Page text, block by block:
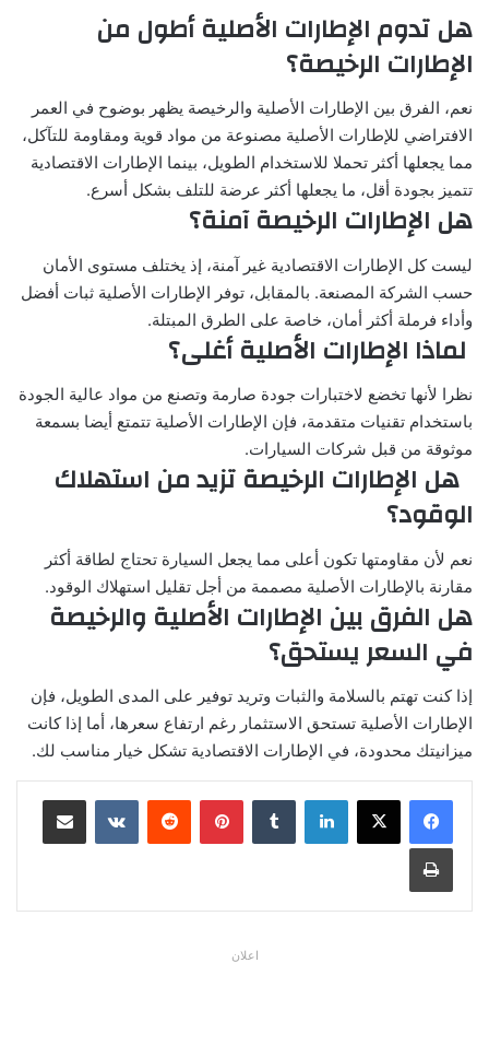
هل تدوم الإطارات الأصلية أطول من
الإطارات الرخيصة؟
نعم، الفرق بين الإطارات الأصلية والرخيصة يظهر بوضوح في العمر
الافتراضي للإطارات الأصلية مصنوعة من مواد قوية ومقاومة للتآكل،
مما يجعلها أكثر تحملا للاستخدام الطويل، بينما الإطارات الاقتصادية
تتميز بجودة أقل، ما يجعلها أكثر عرضة للتلف بشكل أسرع.
هل الإطارات الرخيصة آمنة؟
ليست كل الإطارات الاقتصادية غير آمنة، إذ يختلف مستوى الأمان
حسب الشركة المصنعة. بالمقابل، توفر الإطارات الأصلية ثبات أفضل
وأداء فرملة أكثر أمان، خاصة على الطرق المبتلة.
لماذا الإطارات الأصلية أغلى؟
نظرا لأنها تخضع لاختبارات جودة صارمة وتصنع من مواد عالية الجودة
باستخدام تقنيات متقدمة، فإن الإطارات الأصلية تتمتع أيضا بسمعة
موثوقة من قبل شركات السيارات.
هل الإطارات الرخيصة تزيد من استهلاك
الوقود؟
نعم لأن مقاومتها تكون أعلى مما يجعل السيارة تحتاج لطاقة أكثر
مقارنة بالإطارات الأصلية مصممة من أجل تقليل استهلاك الوقود.
هل الفرق بين الإطارات الأصلية والرخيصة
في السعر يستحق؟
إذا كنت تهتم بالسلامة والثبات وتريد توفير على المدى الطويل، فإن
الإطارات الأصلية تستحق الاستثمار رغم ارتفاع سعرها، أما إذا كانت
ميزانيتك محدودة، في الإطارات الاقتصادية تشكل خيار مناسب لك.
لينكدإن بينتيريست مشاركة عبر البريد
طباعة
اعلان